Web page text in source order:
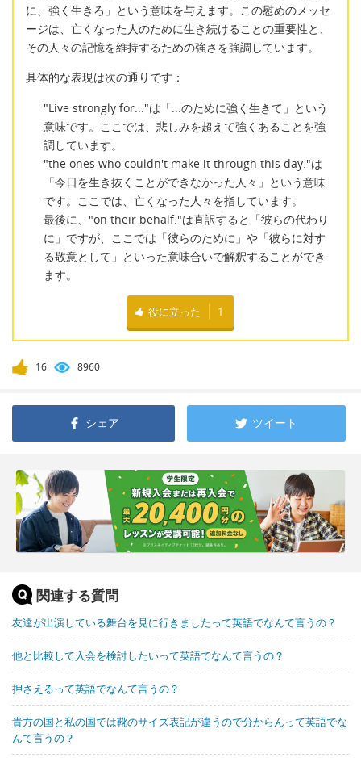
に、強く生きろ」という意味を与えます。この慰めのメッセ
ージは、亡くなった人のために生き続けることの重要性と、
その人々の記憶を維持するための強さを強調しています。
具体的な表現は次の通りです：
"Live strongly for..."は「...のために強く生きて」という
意味です。ここでは、悲しみを超えて強くあることを強
調しています。
"the ones who couldn't make it through this day."は
「今日を生き抜くことができなかった人々」という意味
です。ここでは、亡くなった人々を指しています。
最後に、"on their behalf."は直訳すると「彼らの代わり
に」ですが、ここでは「彼らのために」や「彼らに対す
る敬意として」といった意味合いで解釈することができ
ます。
役に立った 1
16 8960
シェア ツイート
関連する質問
友達が出演している舞台を見に行きましたって英語でなんて言うの？
他と比較して入会を検討したいって英語でなんて言うの？
押さえるって英語でなんて言うの？
貴方の国と私の国では靴のサイズ表記が違うので分からんって英語でな
んて言うの？